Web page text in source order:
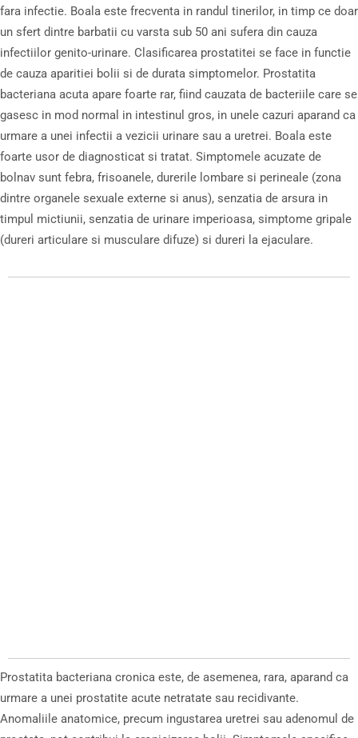
fara infectie. Boala este frecventa in randul tinerilor, in timp ce doar
un sfert dintre barbatii cu varsta sub 50 ani sufera din cauza
infectiilor genito-urinare. Clasificarea prostatitei se face in functie
de cauza aparitiei bolii si de durata simptomelor. Prostatita
bacteriana acuta apare foarte rar, fiind cauzata de bacteriile care se
gasesc in mod normal in intestinul gros, in unele cazuri aparand ca
urmare a unei infectii a vezicii urinare sau a uretrei. Boala este
foarte usor de diagnosticat si tratat. Simptomele acuzate de
bolnav sunt febra, frisoanele, durerile lombare si perineale (zona
dintre organele sexuale externe si anus), senzatia de arsura in
timpul mictiunii, senzatia de urinare imperioasa, simptome gripale
(dureri articulare si musculare difuze) si dureri la ejaculare.
Prostatita bacteriana cronica este, de asemenea, rara, aparand ca
urmare a unei prostatite acute netratate sau recidivante.
Anomaliile anatomice, precum ingustarea uretrei sau adenomul de